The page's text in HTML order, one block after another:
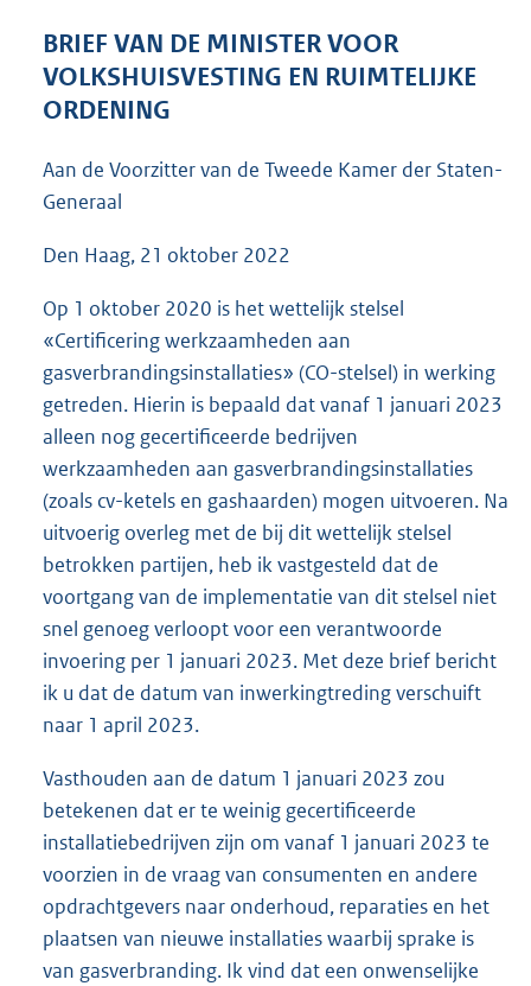
e
b
BRIEF VAN DE MINISTER VOOR
VOLKSHUISVESTING EN RUIMTELIJKE
ORDENING
Aan de Voorzitter van de Tweede Kamer der Staten-
Generaal
Den Haag, 21 oktober 2022
Op 1 oktober 2020 is het wettelijk stelsel
«Certificering werkzaamheden aan
gasverbrandingsinstallaties» (CO-stelsel) in werking
getreden. Hierin is bepaald dat vanaf 1 januari 2023
alleen nog gecertificeerde bedrijven
werkzaamheden aan gasverbrandingsinstallaties
(zoals cv-ketels en gashaarden) mogen uitvoeren. Na
uitvoerig overleg met de bij dit wettelijk stelsel
betrokken partijen, heb ik vastgesteld dat de
voortgang van de implementatie van dit stelsel niet
snel genoeg verloopt voor een verantwoorde
invoering per 1 januari 2023. Met deze brief bericht
ik u dat de datum van inwerkingtreding verschuift
naar 1 april 2023.
Vasthouden aan de datum 1 januari 2023 zou
betekenen dat er te weinig gecertificeerde
installatiebedrijven zijn om vanaf 1 januari 2023 te
voorzien in de vraag van consumenten en andere
opdrachtgevers naar onderhoud, reparaties en het
plaatsen van nieuwe installaties waarbij sprake is
van gasverbranding. Ik vind dat een onwenselijke